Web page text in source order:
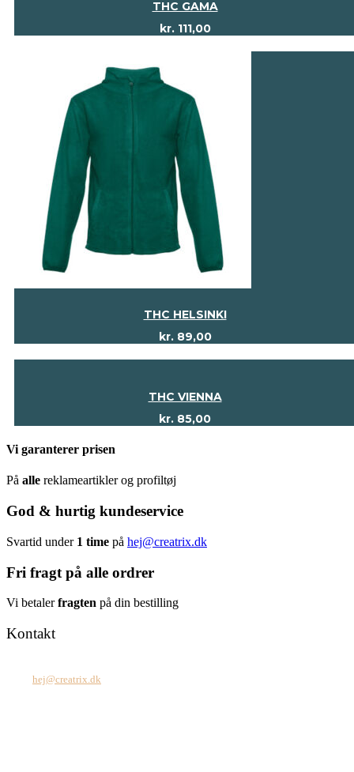
THC GAMA
kr.111,00
THC HELSINKI
kr.89,00
THC VIENNA
kr. 85,00
Vi garanterer prisen
På alle reklameartikler og profiltøj
God & hurtig kundeservice
Svartid under 1 time på hej@creatrix.dk
Fri fragt på alle ordrer
Vi betalerfragten på din bestilling
Kontakt
hej@creatrix.dk